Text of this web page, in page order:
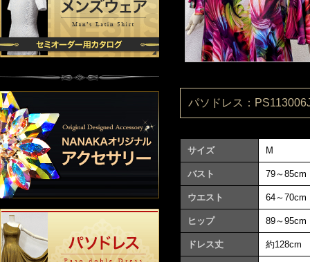
パソドレス：
サイズ M
バスト 79～85cm
ウエスト 64～70cm
ヒップ 89～95cm
ドレス丈 約128cm